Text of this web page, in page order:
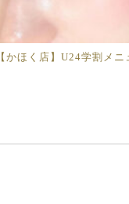
【かほく店】U24学割メ